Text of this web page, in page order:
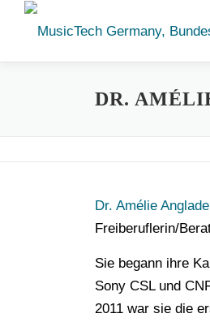
Zum
DR.
Dr. Amélie Anglade
Freiberuflerin/
Sie begann ihre
Sony CSL und
2011 war sie die